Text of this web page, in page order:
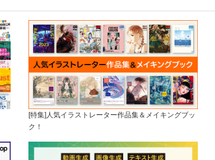
[特集]人気イラストレーター作品集＆メイキングブッ
ク！